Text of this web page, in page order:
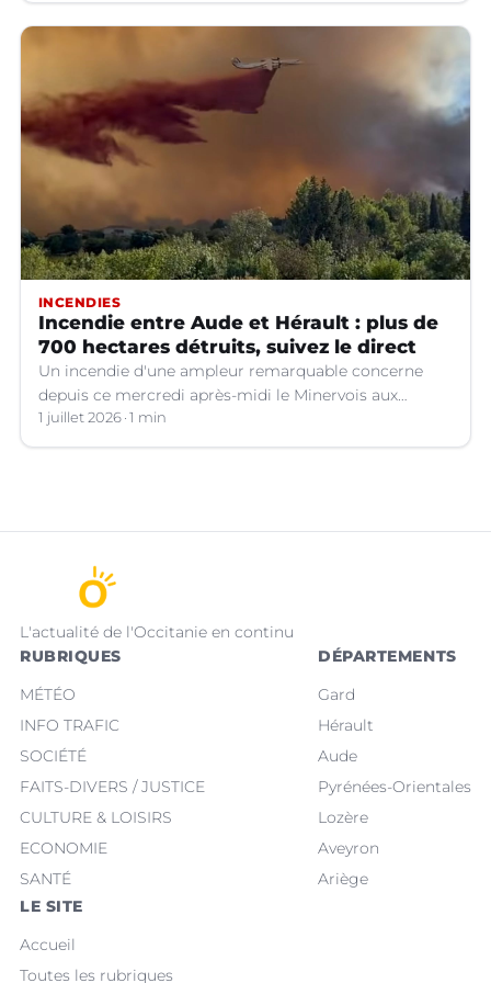
INCENDIES
Incendie entre Aude et Hérault : plus de
700 hectares détruits, suivez le direct
Un incendie d'une ampleur remarquable concerne
depuis ce mercredi après-midi le Minervois aux
confins de l'Aude et de l'Hérault.
1 juillet 2026 1 min
L'actualité de l'Occitanie en continu
RUBRIQUES
MÉTÉO
INFO TRAFIC
SOCIÉTÉ
FAITS-DIVERS / JUSTICE
CULTURE & LOISIRS
ECONOMIE
SANTÉ
DÉPARTEMENTS
Gard
Hérault
Aude
Pyrénées-Orientales
Lozère
Aveyron
Ariège
LE SITE
Accueil
Toutes les rubriques